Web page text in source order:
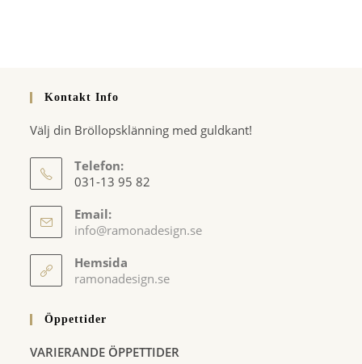
Kontakt Info
Välj din Bröllopsklänning med guldkant!
Telefon:
031-13 95 82
Email:
info@ramonadesign.seOpens
Hemsida
ramonadesign.se
Öppettider
VARIERANDE ÖPPETTIDER